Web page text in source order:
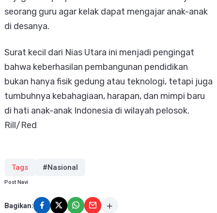
seorang guru agar kelak dapat mengajar anak-anak
di desanya.
Surat kecil dari Nias Utara ini menjadi pengingat
bahwa keberhasilan pembangunan pendidikan
bukan hanya fisik gedung atau teknologi, tetapi juga
tumbuhnya kebahagiaan, harapan, dan mimpi baru
di hati anak-anak Indonesia di wilayah pelosok.
Rill/Red
Tags #Nasional
Post Navi
Bagikan: